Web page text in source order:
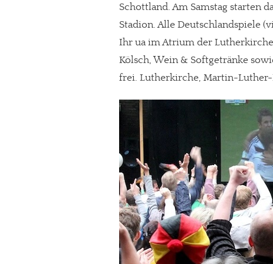
Schottland. Am Samstag starten
Stadion. Alle Deutschlandspiele
Ihr ua im Atrium der
Kölsch, Wein & Softgetränke
frei. Lutherkirche, Martin-Luther-